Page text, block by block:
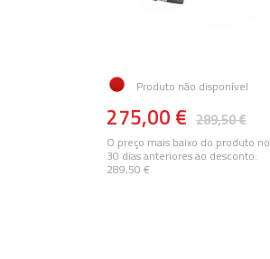
Produto não disponível
289,50 €
275,00 €
O preço mais baixo do produto
30 dias anteriores ao desconto:
289,50 €